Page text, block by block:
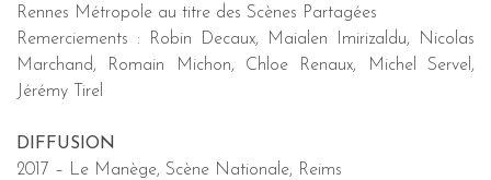
Rennes Métropole au titre des Scènes Partagées
Remerciements : Robin Decaux, Maialen Imirizaldu, Nicolas
Marchand, Romain Michon, Chloe Renaux, Michel Servel,
Jérémy Tirel
DIFFUSION
2017 – Le Manège, Scène Nationale, Reims